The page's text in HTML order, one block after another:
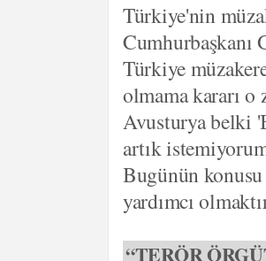
Türkiye'nin
Cumhurbaşkanı
Türkiye
olmama kararı o
Avusturya belki
artık
Bugünün
yardımcı
“TERÖR